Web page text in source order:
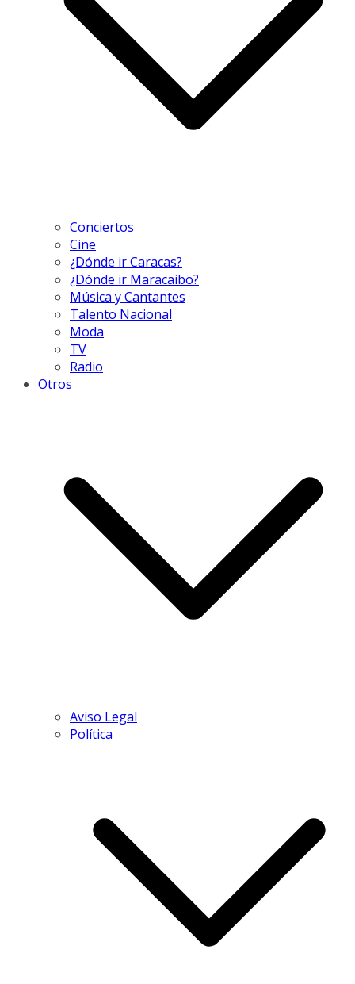
Conciertos
Cine
¿Dónde ir Caracas?
¿Dónde ir Maracaibo?
Música y Cantantes
Talento Nacional
Moda
TV
Radio
Otros
Aviso Legal
Política